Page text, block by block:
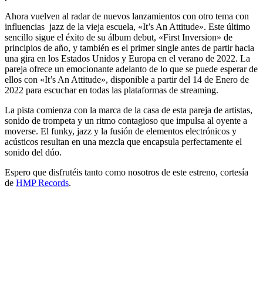
Ahora vuelven al radar de nuevos lanzamientos con otro tema con
influencias jazz de la vieja escuela, «It’s An Attitude». Este último
sencillo sigue el éxito de su álbum debut, «First Inversion» de
principios de año, y también es el primer single antes de partir hacia
una gira en los Estados Unidos y Europa en el verano de 2022. La
pareja ofrece un emocionante adelanto de lo que se puede esperar de
ellos con «It’s An Attitude», disponible a partir del 14 de Enero de
2022 para escuchar en todas las plataformas de streaming.
La pista comienza con la marca de la casa de esta pareja de artistas,
sonido de trompeta y un ritmo contagioso que impulsa al oyente a
moverse. El funky, jazz y la fusión de elementos electrónicos y
acústicos resultan en una mezcla que encapsula perfectamente el
sonido del dúo.
Espero que disfrutéis tanto como nosotros de este estreno, cortesía
de HMP Records.